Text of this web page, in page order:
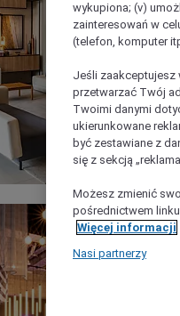
wykupiona; (v)
zainteresowań w
(telefon, komputer
Jeśli zaakceptujesz
przetwarzać Twój
Twoimi danymi
ukierunkowane
być zestawiane z
się z sekcją
Możesz zmienić
pośrednictwem
Więcej informacji
Nasi partnerzy